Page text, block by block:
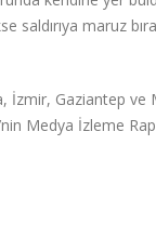
maruz
İzmir, Gaziantep
Medya İzleme